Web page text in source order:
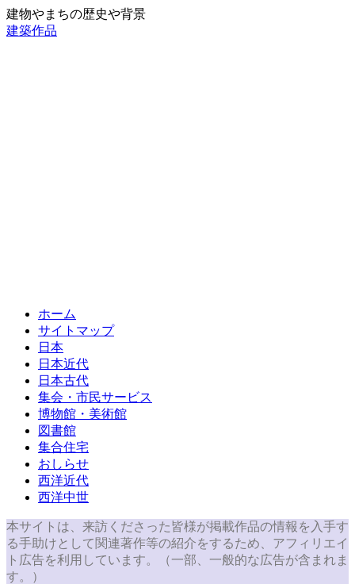
建物やまちの歴史や背景
建築作品
ホーム
サイトマップ
日本
日本近代
日本古代
集会・市民サービス
博物館・美術館
図書館
集合住宅
おしらせ
西洋近代
西洋中世
本サイトは、来訪くださった皆様が掲載作品の情報を入手す
る手助けとして関連著作等の紹介をするため、アフィリエイ
ト広告を利用しています。（一部、一般的な広告が含まれま
す。）